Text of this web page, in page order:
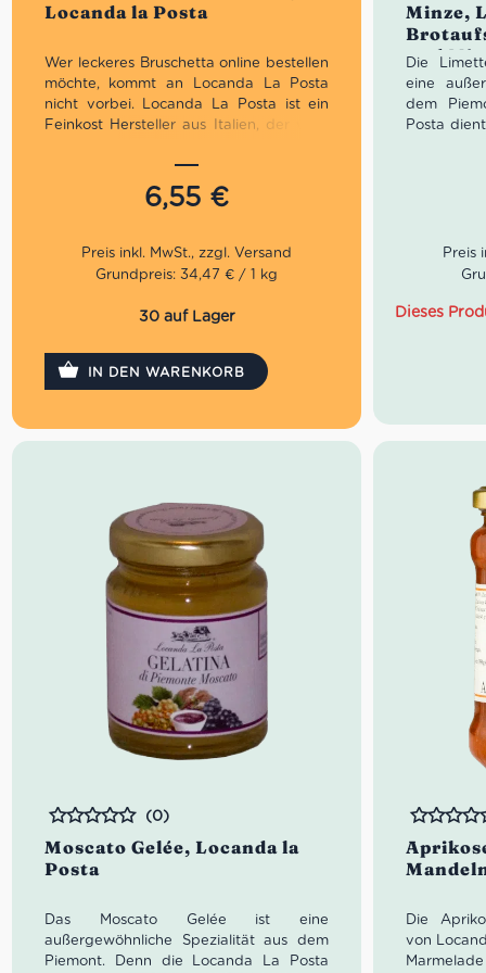
Locanda la Posta
Wer leckeres Bruschetta online bestellen
möchte, kommt an Locanda La Posta
nicht vorbei. Locanda La Posta ist ein
Feinkost Hersteller aus Italien, der viele
Varianten anbietet. Die Bruschetta
Mediterranea überzeugt mit
erstklassigen Zutaten: Grüne Bohnen,
Sardellen, Knoblauch, Petersilie, Salz und
Peperoni. Alles in allem ganz fein
Als Brotaufstrich zergeht diese
Zunge.
6,55 €
5
Grundpreis: 34,47 € / 1 kg
30 auf Lager
IN DEN WARENKORB
Minze,
und
Italien
Die
eine
dem
Posta
verwöhnt
Gäste
Regeln
Gäste
Dieses
Moscato Gelée, Locanda la
Posta
Bewertet
(0)
Das Moscato Gelée ist eine
außergewöhnliche Spezialität aus dem
Piemont. Denn die Locanda La Posta
Bewertet
Die
von